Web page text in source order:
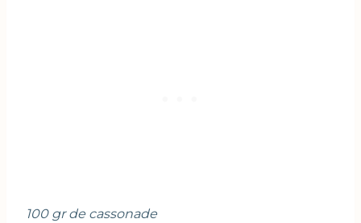
100 gr de cassonade